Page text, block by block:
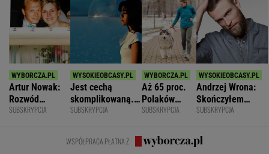
Artur Nowak:
Rozwód
odsłania dużo
współmałżonku
SUBSKRYPCJA
Jest cechą
skomplikowaną.
Sprawia, że silniej
SUBSKRYPCJA
Aż 65 proc.
Polaków
odczuwa
Nie ćwiczy w
ogóle
SUBSKRYPCJA
Andrzej Wrona:
Skończyłem
karierę, bo
fajnym mężem i
ojcem
SUBSKRYPCJA
WSPÓŁPRACA PŁATNA Z